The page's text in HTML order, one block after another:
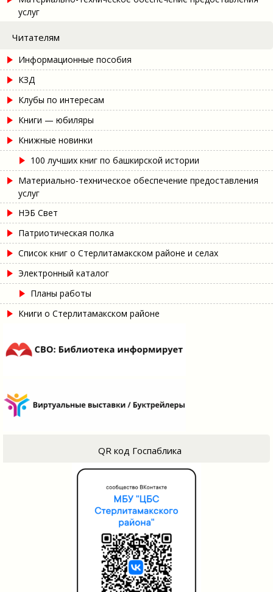
услуг
Читателям
Информационные пособия
КЗД
Клубы по интересам
Книги — юбиляры
Книжные новинки
100 лучших книг по башкирской истории
Материально-техническое обеспечение предоставления
услуг
НЭБ Свет
Патриотическая полка
Список книг о Стерлитамакском районе и селах
Электронный каталог
Планы работы
Книги о Стерлитамакском районе
QR код Госпаблика